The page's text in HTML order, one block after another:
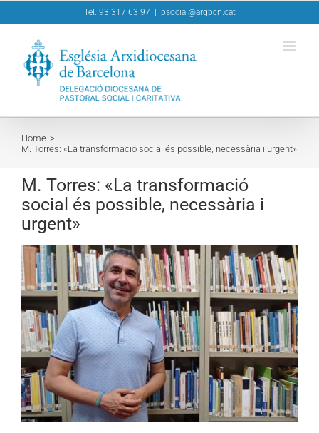
to
Tel. 93 317 63 97 psocial@arqbcn.cat
Home
M. Torres: «La transformació social és possible, necessària i urgent»
M. Torres: «La transformació
social és possible, necessària i
urgent»
View
Larger
Image